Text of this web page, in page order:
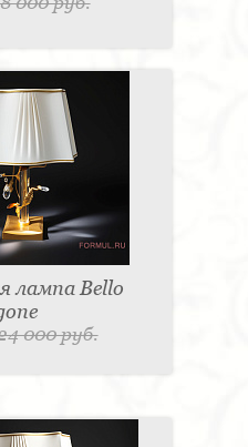
лампа Bello
000 руб.